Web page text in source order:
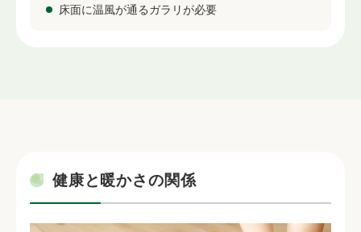
床面に温風が通るガラリが必要
健康と暖かさの関係